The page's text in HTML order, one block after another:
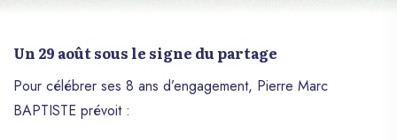
avec le Club Scientifique des Étudiants de
permettant ainsi à Appolon de partager
ses connaissances avec des jeunes du
Un 29 août sous le signe du partage
Pour célébrer ses 8 ans d’engagement, Pierre Marc
BAPTISTE prévoit :